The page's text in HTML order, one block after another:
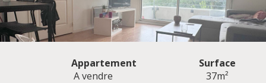
Appartement
A vendre
Surface
37m²